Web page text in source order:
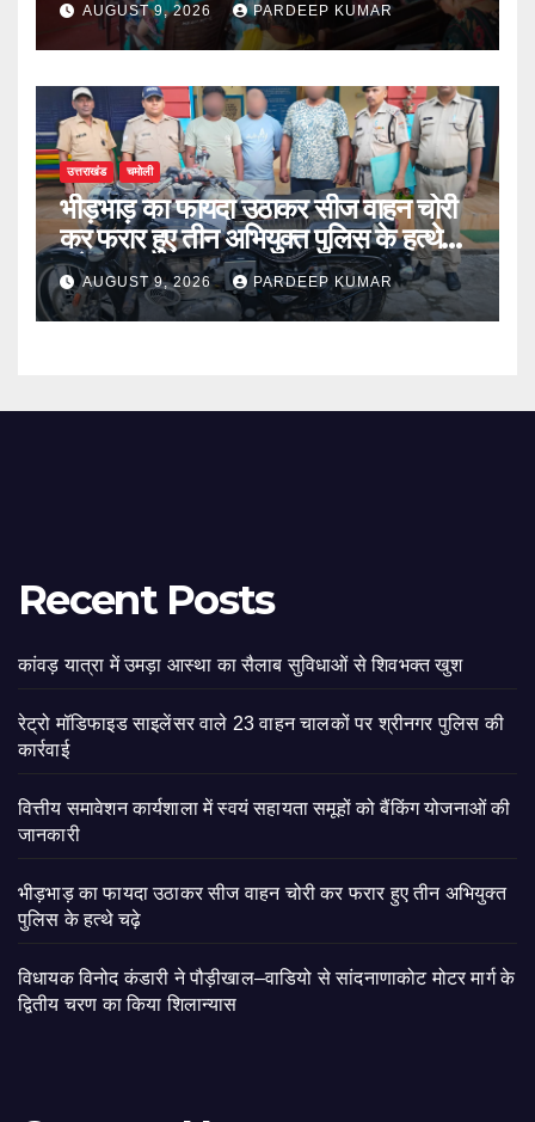
AUGUST 9, 2026 PARDEEP KUMAR
उत्तराखंड चमोली
भीड़भाड़ का फायदा उठाकर सीज वाहन चोरी
कर फरार हुए तीन अभियुक्त पुलिस के हत्थे
चढ़ेAUGUST 9, 2026 PARDEEP KUMAR
Recent Posts
कांवड़ यात्रा में उमड़ा आस्था का सैलाब सुविधाओं से शिवभक्त खुश
रेट्रो मॉडिफाइड साइलेंसर वाले 23 वाहन चालकों पर श्रीनगर पुलिस की
कार्रवाई
वित्तीय समावेशन कार्यशाला में स्वयं सहायता समूहों को बैंकिंग योजनाओं की
जानकारी
भीड़भाड़ का फायदा उठाकर सीज वाहन चोरी कर फरार हुए तीन अभियुक्त
पुलिस के हत्थे चढ़े
विधायक विनोद कंडारी ने पौड़ीखाल–वाडियो से सांदनाणाकोट मोटर मार्ग के
द्वितीय चरण का किया शिलान्यास